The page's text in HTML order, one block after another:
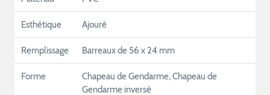
Esthétique Ajouré
Remplissage Barreaux de 56 x 24 mm
Forme
Chapeau de Gendarme, Chapeau de
Gendarme inversé